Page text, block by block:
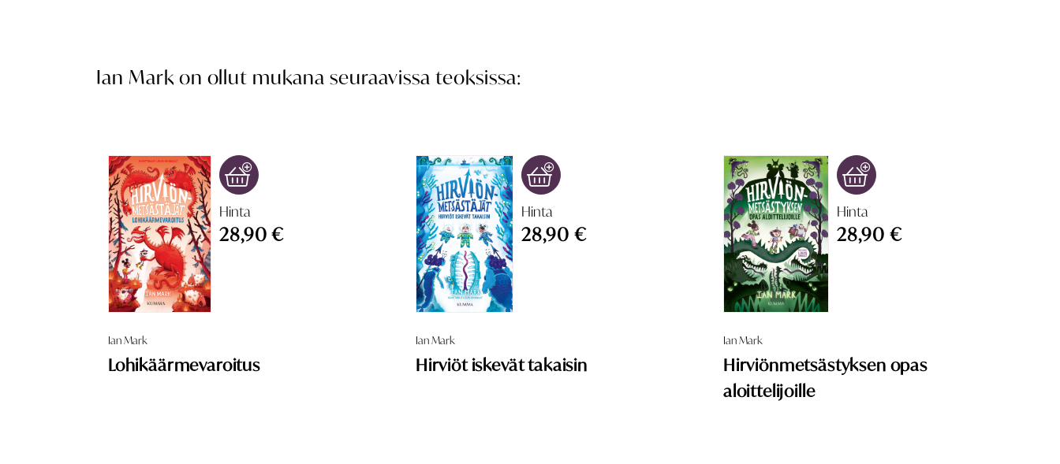
Ian Mark on ollut mukana seuraavissa teoksissa:
Hinta
28,90 €
Ian Mark
Lohikäärmevaroitus
Hinta
28,90 €
Ian Mark
Hirviöt iskevät takaisin
Hinta
28,90 €
Ian Mark
Hirviönmetsästyksen opas
aloittelijoille